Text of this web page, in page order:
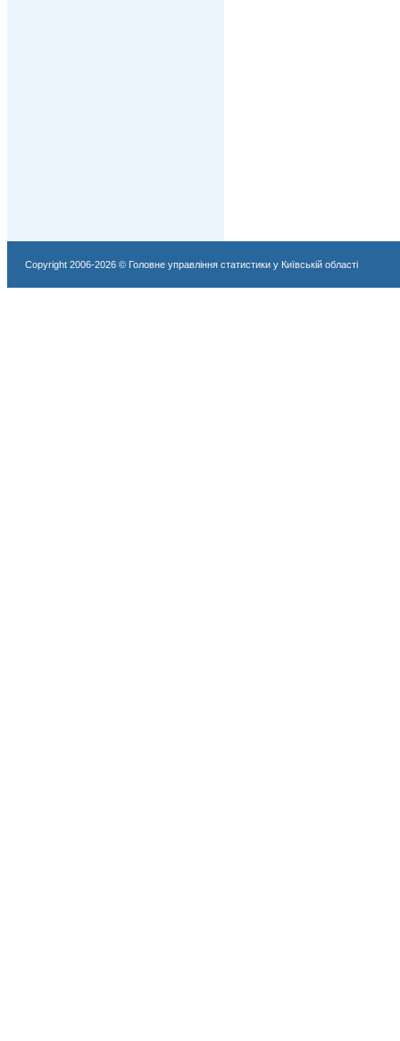
Copyright 2006-2026 © Головне управління статистики у Київській області